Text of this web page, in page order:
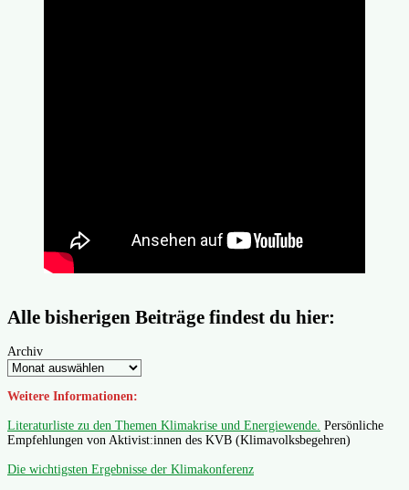
Alle bisherigen Beiträge findest du hier:
Archiv
Weitere Informationen:
Literaturliste zu den Themen Klimakrise und Energiewende. Persönliche
Empfehlungen von Aktivist:innen des KVB (Klimavolksbegehren)
Die wichtigsten Ergebnisse der Klimakonferenz